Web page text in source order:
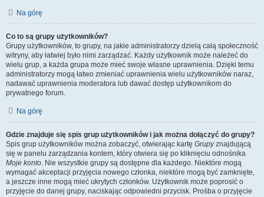
Na górę
Co to są grupy użytkowników?
Grupy użytkowników, to grupy, na jakie administratorzy dzielą całą społeczność
witryny, aby łatwiej było nimi zarządzać. Każdy użytkownik może należeć do
wielu grup, a każda grupa może mieć swoje własne uprawnienia. Dzięki temu
administratorzy mogą łatwo zmieniać uprawnienia wielu użytkowników naraz,
nadawać uprawnienia moderatora lub dawać dostęp użytkownikom do
prywatnego forum.
Na górę
Gdzie znajduje się spis grup użytkowników i jak można dołączyć do grupy?
Spis grup użytkowników można zobaczyć, otwierając kartę Grupyznajdującą
się w panelu zarządzania kontem, który otwiera się po kliknięciu odnośnika
Moje konto. Nie wszystkie grupy są dostępne dla każdego. Niektóre mogą
wymagać akceptacji przyjęcia nowego członka, niektóre mogą być zamknięte,
a jeszcze inne mogą mieć ukrytych członków. Użytkownik może poprosić o
przyjęcie do danej grupy, naciskając odpowiedni przycisk. Prośba o przyjęcie